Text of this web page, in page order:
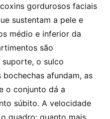
gordurosos faciais
sustentam a pele e
médio e inferior da
são
o sulco
afundam, as
o conjunto dá a
súbito. A velocidade
quadro: quanto mais